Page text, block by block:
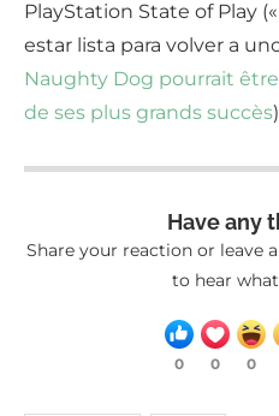
PlayStation State of Play
estar lista para volver a
Naughty Dog pourrait
de ses plus grands succès
Have any
Share your reaction or leave
to hear
0 0 0